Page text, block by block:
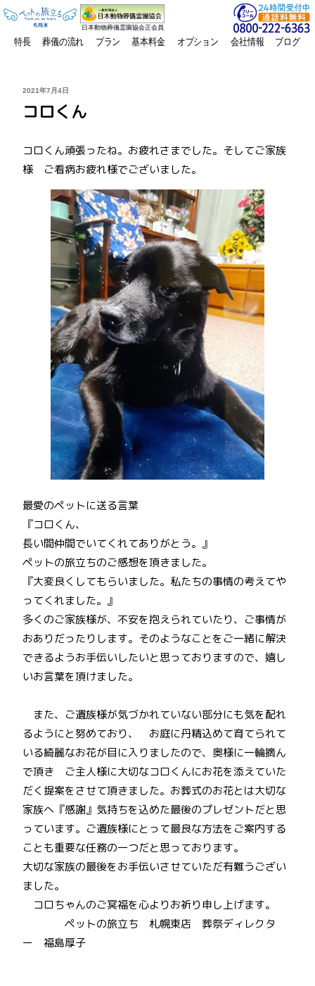
日本動物葬儀霊園協会正会員
特長 葬儀の流れ プラン 基本料金 オプション 会社情報 ブログ
投
2021年7月4日
コロくん
コロくん頑張ったね。お疲れさまでした。そしてご家族
様 ご看病お疲れ様でございました。
最愛のペットに送る言葉
『コロくん、
長い間仲間でいてくれてありがとう。』
ペットの旅立ちのご感想を頂きました。
『大変良くしてもらいました。私たちの事情の考えてや
ってくれました。』
多くのご家族様が、不安を抱えられていたり、ご事情が
おありだったりします。そのようなことをご一緒に解決
できるようお手伝いしたいと思っておりますので、嬉し
いお言葉を頂けました。
また、ご遺族様が気づかれていない部分にも気を配れ
るようにと努めており、 お庭に丹精込めて育てられて
いる綺麗なお花が目に入りましたので、奥様に一輪摘ん
で頂き ご主人様に大切なコロくんにお花を添えていた
だく提案をさせて頂きました。お葬式のお花とは大切な
家族へ『感謝』気持ちを込めた最後のプレゼントだと思
っています。ご遺族様にとって最良な方法をご案内する
ことも重要な任務の一つだと思っております。
大切な家族の最後をお手伝いさせていただ有難うござい
ました。
コロちゃんのご冥福を心よりお祈り申し上げます。
ペットの旅立ち 札幌東店 葬祭ディレクタ
ー 福島厚子